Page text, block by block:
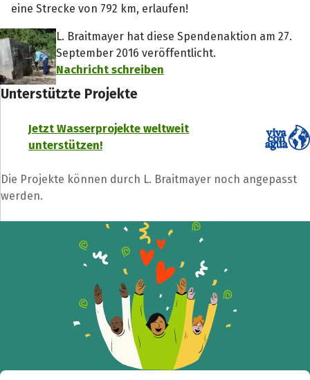
eine Strecke von 792 km, erlaufen!
L. Braitmayer hat diese Spendenaktion am 27.
September 2016 veröffentlicht.
Nachricht schreiben
Unterstützte Projekte
Jetzt Wasserprojekte weltweit
unterstützen!
Die Projekte können durch L. Braitmayer noch angepasst
werden.